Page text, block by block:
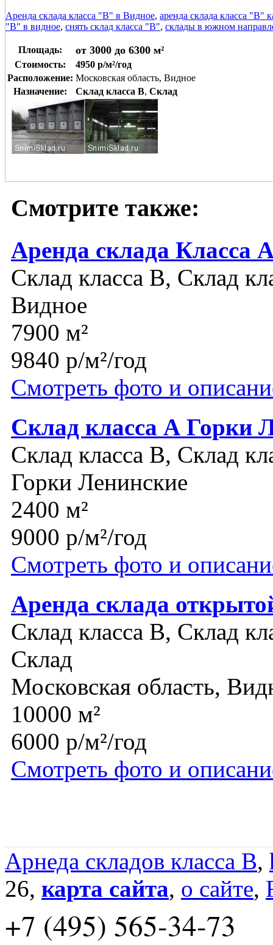
Аренда склада класса "В" в Видное, аренда склада класса "В"
"В" в видное, снять склад класса "В", склады в южном
Площадь: от 3000 до 6300 м²
Стоимость:
4950 р/м²/год
Расположение: Московская область, Видное
Назначение:
Склад класса B, Склад
Смотрите также:
Аренда склада Класса
Склад класса B, Склад
Видное
7900 м²
9840 р/м²/год
Смотреть фото и
Склад класса А Горки
Склад класса B, Склад
Горки Ленинские
2400 м²
9000 р/м²/год
Смотреть фото и
Аренда склада
Склад класса B, Склад
Склад
Московская область,
10000 м²
6000 р/м²/год
Смотреть фото и
Арнеда складов класса B,
26, карта сайта, о сайте,
+7 (495) 565-34-73